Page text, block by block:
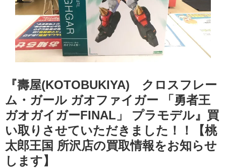
『壽屋(KOTOBUKIYA) クロスフレー
ム・ガール ​ガオファイガー 「勇者王
ガオガイガーFINAL」 プラモデル』買
い取りさせていただきました！！【桃
太郎王国 所沢店の買取情報をお知らせ
します】